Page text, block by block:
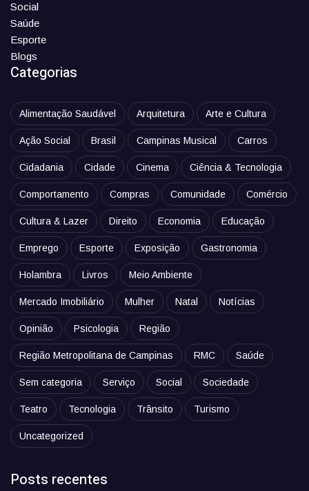
Social
Saúde
Esporte
Blogs
Categorias
Alimentação Saudável Arquitetura Arte e Cultura
Ação Social Brasil Campinas Musical Carros
Cidadania Cidade Cinema Ciência & Tecnologia
Comportamento Compras Comunidade Comércio
Cultura & Lazer Direito Economia Educação
Emprego Esporte Exposição Gastronomia
Holambra Livros Meio Ambiente
Mercado Imobiliário Mulher Natal Notícias
Opinião Psicologia Região
Região Metropolitana de Campinas RMC Saúde
Sem categoria Serviço Social Sociedade
Teatro Tecnologia Trânsito Turismo
Uncategorized
Posts recentes